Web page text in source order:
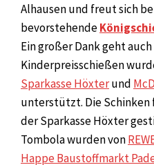
Alhausen und freut sich
bevorstehende
Ein großer Dank geht
Kinderpreisschießen
Sparkasse Höxterund
unterstützt. Die Schinken
der Sparkasse Höxter
Tombola wurden von
Happe Baustoffmarkt